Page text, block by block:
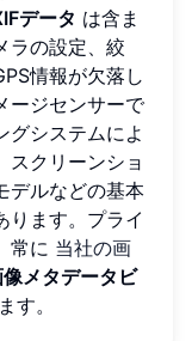
データ は含ま
ラの設定、絞
情報が欠落し
ージセンサーで
グシステムによ
スクリーンショ
デルなどの基本
ります。プライ
常に 当社の画
メタデータビ
す。